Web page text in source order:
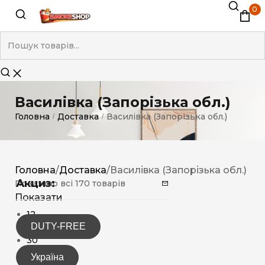
0
Василівка (Запорізька обл.)
Головна / Доставка / Василівка (Запорізька обл.)
Акциз:
DUTY-FREE
Україна
Головна/Доставка/Василівка (Запорізька обл.)
Показано всі 170 товарів
Показати
12
15
30